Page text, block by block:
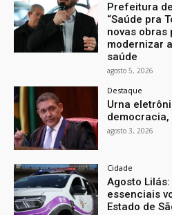
Prefeitura
“Saúde pra
novas obras
modernizar
saúde
agosto 5, 2026
Destaque
Urna
democracia,
agosto 3, 2026
Cidade
Agosto
essenciais
Estado de